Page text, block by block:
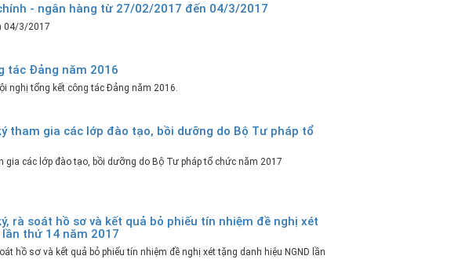
- ngân hàng từ 27/02/2017 đến 04/3/2017
04/3/2017
tác Đảng năm 2016
nghị tổng kết công tác Đảng năm 2016.
tham gia các lớp đào tạo, bồi dưỡng do Bộ Tư pháp tổ
gia các lớp đào tạo, bồi dưỡng do Bộ Tư pháp tổ chức năm 2017
rà soát hồ sơ và kết quả bỏ phiếu tín nhiệm đề nghị xét
lần thứ 14 năm 2017
hồ sơ và kết quả bỏ phiếu tín nhiệm đề nghị xét tặng danh hiệu NGND lần